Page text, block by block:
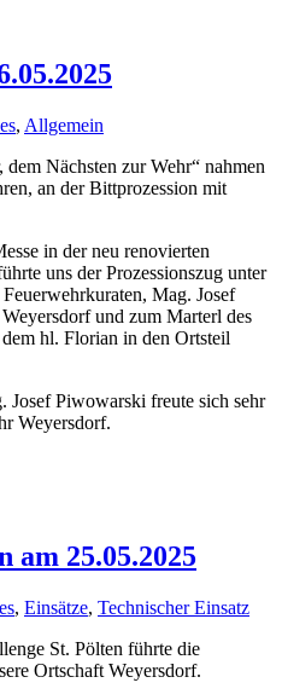
, Allgemein
Nächsten zur Wehr“ nahmen
an der Bittprozession mit
in der neu renovierten
uns der Prozessionszug unter
Mag. Josef
und zum Marterl des
hl. Florian in den Ortsteil
Josef Piwowarski freute sich sehr
Weyersdorf.
am 25.05.2025
, Einsätze, Technischer Einsatz
St. Pölten führte die
Ortschaft Weyersdorf.